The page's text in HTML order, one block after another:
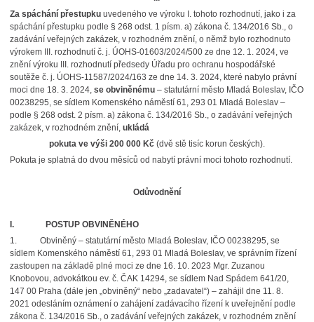
Za spáchání přestupkuuvedeného ve výroku I. tohoto rozhodnutí, jako i za
spáchání přestupku podle § 268 odst. 1 písm. a) zákona č. 134/2016 Sb., o
zadávání veřejných zakázek, v rozhodném znění, o němž bylo rozhodnuto
výrokem III. rozhodnutí č. j. ÚOHS-01603/2024/500 ze dne 12. 1. 2024, ve
znění výroku III. rozhodnutí předsedy Úřadu pro ochranu hospodářské
soutěže č. j. ÚOHS-11587/2024/163 ze dne 14. 3. 2024, které nabylo právní
moci dne 18. 3. 2024, se obviněnému– statutární město Mladá Boleslav, IČO
00238295, se sídlem Komenského náměstí 61, 293 01 Mladá Boleslav –
podle § 268 odst. 2 písm. a) zákona č. 134/2016 Sb., o zadávání veřejných
zakázek, v rozhodném znění, ukládá
pokuta ve výši 200 000 Kč(dvě stě tisíc korun českých).
Pokuta je splatná do dvou měsíců od nabytí právní moci tohoto rozhodnutí.
Odůvodnění
I.
POSTUP OBVINĚNÉHO
1. Obviněný – statutární město Mladá Boleslav, IČO 00238295, se
sídlem Komenského náměstí 61, 293 01 Mladá Boleslav, ve správním řízení
zastoupen na základě plné moci ze dne 16. 10. 2023 Mgr. Zuzanou
Knobovou, advokátkou ev. č. ČAK 14294, se sídlem Nad Spádem 641/20,
147 00 Praha (dále jen „obviněný“ nebo „zadavatel“) – zahájil dne 11. 8.
2021 odesláním oznámení o zahájení zadávacího řízení k uveřejnění podle
zákona č. 134/2016 Sb., o zadávání veřejných zakázek, v rozhodném znění